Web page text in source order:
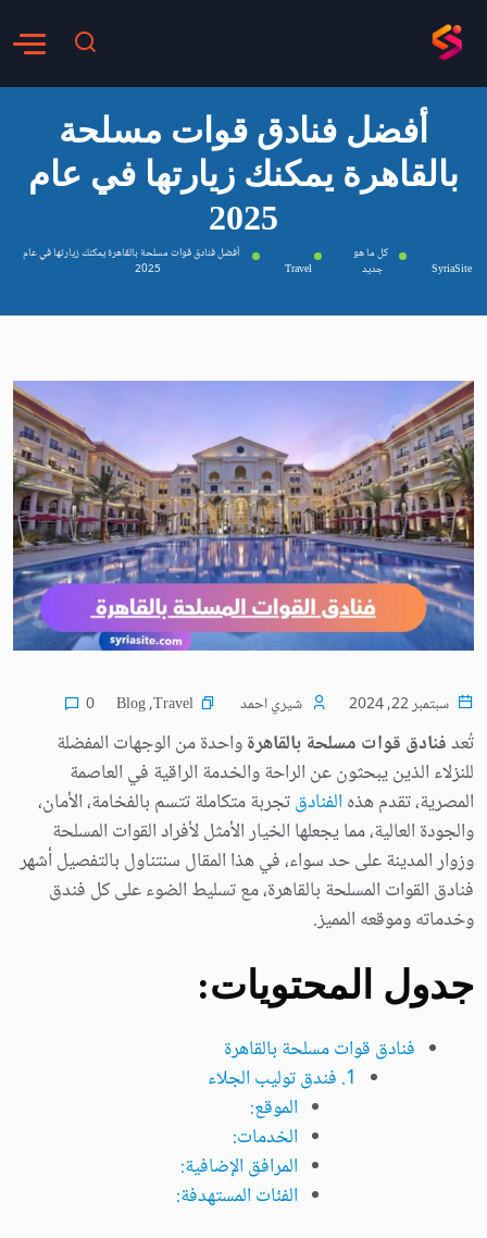
أفضل فنادق قوات مسلحة
بالقاهرة يمكنك زيارتها في عام
2025
SyriaSite
كل ما هو
جديد
Travel
أفضل فنادق قوات مسلحة بالقاهرة يمكنك زيارتها في عام
2025
سبتمبر 22, 2024 شيري احمد Travel
,
Blog
0
تُعدفنادق قوات مسلحة بالقاهرةواحدة من الوجهات المفضلة
للنزلاء الذين يبحثون عن الراحة والخدمة الراقية في العاصمة
المصرية، تقدم هذه الفنادقتجربة متكاملة تتسم بالفخامة، الأمان،
والجودة العالية، مما يجعلها الخيار الأمثل لأفراد القوات المسلحة
وزوار المدينة على حد سواء، في هذا المقال سنتناول بالتفصيل أشهر
فنادق القوات المسلحة بالقاهرة، مع تسليط الضوء على كل فندق
وخدماته وموقعه المميز.
جدول المحتويات:
فنادق قوات مسلحة بالقاهرة
1. فندق توليب الجلاء
الموقع:
الخدمات:
المرافق الإضافية:
الفئات المستهدفة: